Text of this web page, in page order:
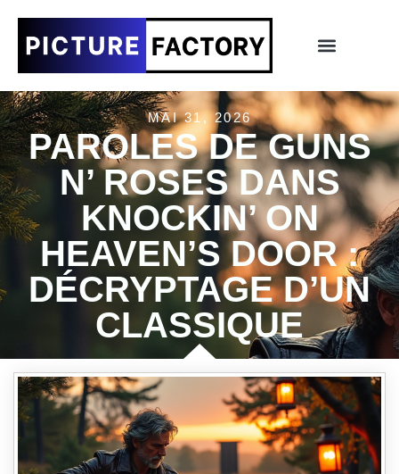
MAI 31, 2026
PAROLES DE GUNS
N’ ROSES DANS
KNOCKIN’ ON
HEAVEN’S DOOR :
DÉCRYPTAGE D’UN
CLASSIQUE